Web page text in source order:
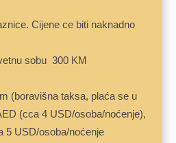
Cijene ce biti naknadno
sobu 300 KM
(boravišna taksa, plaća se u
(cca 4 USD/osoba/noćenje),
5 USD/osoba/noćenje